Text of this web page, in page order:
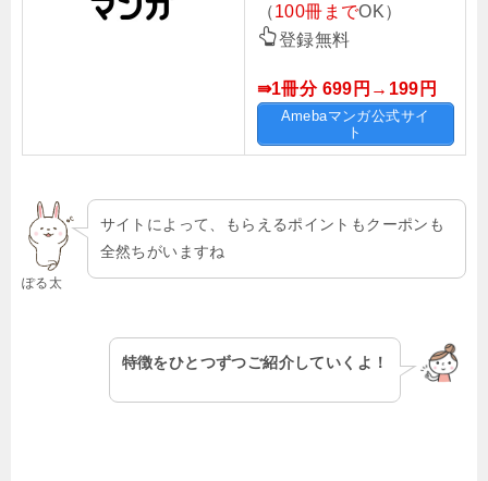
（100冊までOK）
登録無料
⇛1冊分 699円→199 円
Amebaマンガ公式サイ
ト
ぽる太
サイトによって、もらえるポイントもクーポンも
全然ちがいますね
特徴をひとつずつご紹介していくよ！